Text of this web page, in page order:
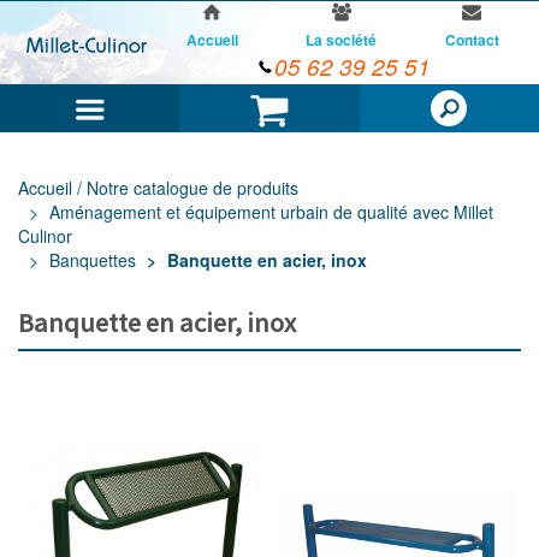
Panier
Accueil La société Contact
05 62 39 25 51
Accueil / Notre catalogue de produits
Aménagement et équipement urbain de qualité avec Millet
Culinor
Banquettes
Banquette en acier, inox
Banquette en acier, inox